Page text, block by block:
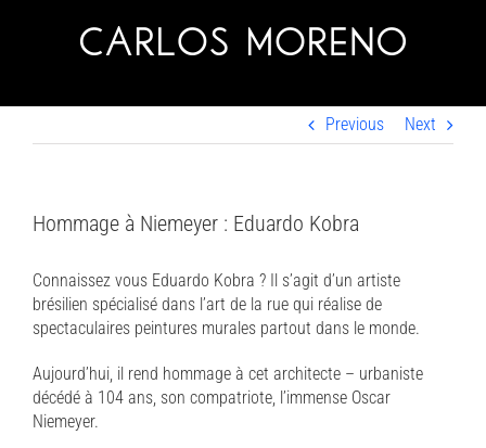
Previous Next
Hommage à Niemeyer : Eduardo Kobra
Connaissez vous Eduardo Kobra ? Il s’agit d’un artiste
brésilien spécialisé dans l’art de la rue qui réalise de
spectaculaires peintures murales partout dans le monde.
Aujourd’hui, il rend hommage à cet architecte – urbaniste
décédé à 104 ans, son compatriote, l’immense Oscar
Niemeyer.